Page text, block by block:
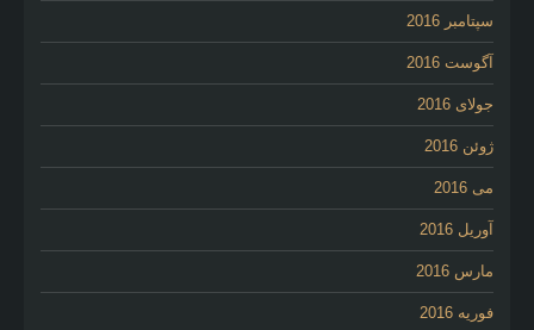
سپتامبر 2016
آگوست 2016
جولای 2016
ژوئن 2016
می 2016
آوریل 2016
مارس 2016
فوریه 2016